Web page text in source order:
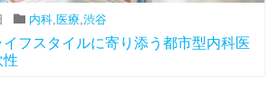
内科, 医療, 渋谷
フスタイルに寄り添う都市型内科医
性